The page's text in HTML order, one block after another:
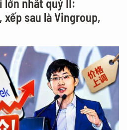
lớn nhất quý II:
xếp sau là Vingroup,